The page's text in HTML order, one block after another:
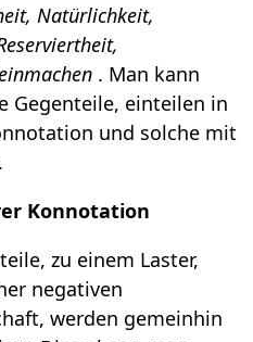
Natürlichkeit,
. Man kann
Gegenteile, einteilen in
und solche mit
Konnotation
zu einem Laster,
negativen
werden gemeinhin